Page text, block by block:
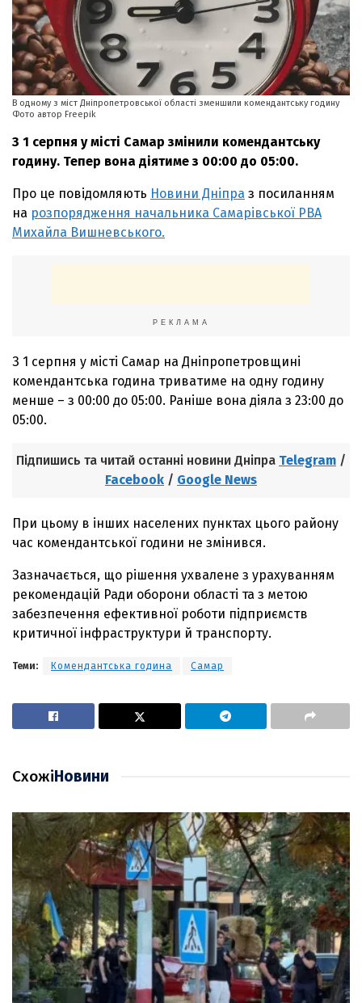
В одному з міст Дніпропетровської області зменшили комендантську годину
Фото автор Freepik
З 1 серпня у місті Самар змінили комендантську
годину. Тепер вона діятиме з 00:00 до 05:00.
Про це повідомляють Новини Дніпра з посиланням
на розпорядження начальника Самарівської РВА
Михайла Вишневського.
РЕКЛАМА
З 1 серпня у місті Самар на Дніпропетровщині
комендантська година триватиме на одну годину
менше – з 00:00 до 05:00. Раніше вона діяла з 23:00 до
05:00.
Підпишись та читай останні новини Дніпра Telegram /
Facebook / Google News
При цьому в інших населених пунктах цього району
час комендантської години не змінився.
Зазначається, що рішення ухвалене з урахуванням
рекомендацій Ради оборони області та з метою
забезпечення ефективної роботи підприємств
критичної інфраструктури й транспорту.
Теми: Комендантська година Самар
СхожіНовини